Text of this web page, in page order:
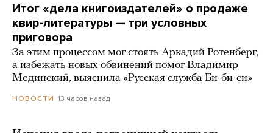
Итог «дела книгоиздателей» о продаже
квир-литературы — три условных
приговора
За этим процессом мог стоять Аркадий Ротенберг,
а избежать новых обвинений помог Владимир
Мединский, выяснила «Русская служба Би-би-си»
НОВОСТИ 13 часов назад